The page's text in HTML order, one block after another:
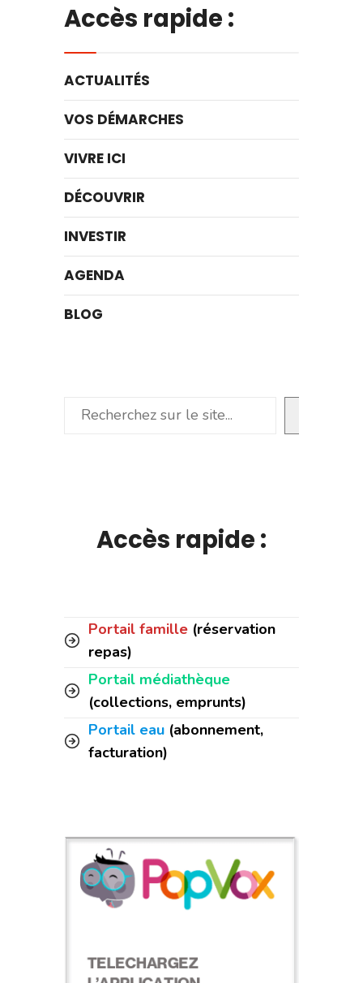
Accès rapide :
ACTUALITÉS
VOS DÉMARCHES
VIVRE ICI
DÉCOUVRIR
INVESTIR
AGENDA
BLOG
Rechercher
Accès rapide :
Portail famille (réservation
repas)
Portail médiathèque
(collections, emprunts)
Portail eau (abonnement,
facturation)